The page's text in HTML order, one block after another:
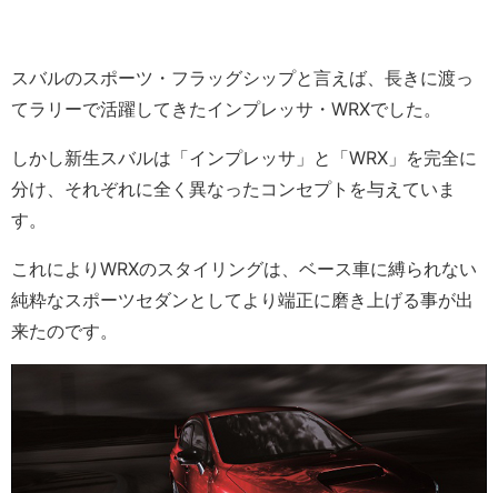
スバルのスポーツ・フラッグシップと言えば、長きに渡っ
てラリーで活躍してきたインプレッサ・WRXでした。
しかし新生スバルは「インプレッサ」と「WRX」を完全に
分け、それぞれに全く異なったコンセプトを与えていま
す。
これによりWRXのスタイリングは、ベース車に縛られない
純粋なスポーツセダンとしてより端正に磨き上げる事が出
来たのです。